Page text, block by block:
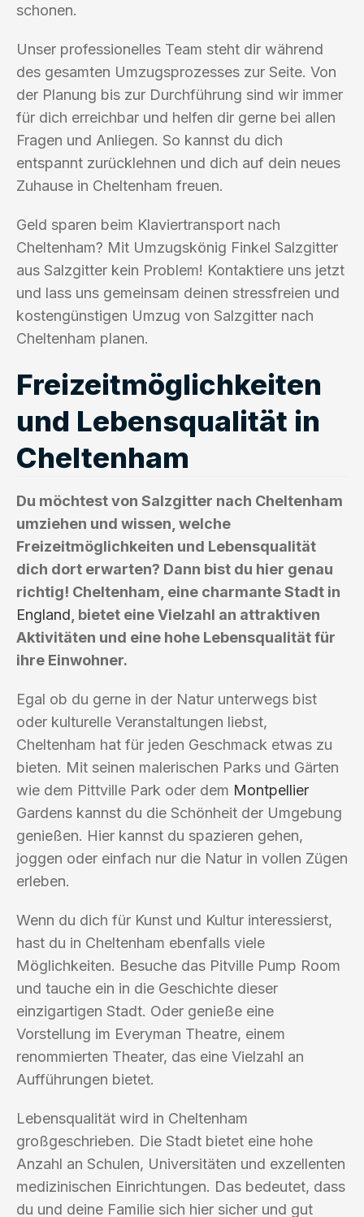
schonen.
Unser professionelles Team steht dir während
des gesamten Umzugsprozesses zur Seite. Von
der Planung bis zur Durchführung sind wir immer
für dich erreichbar und helfen dir gerne bei allen
Fragen und Anliegen. So kannst du dich
entspannt zurücklehnen und dich auf dein neues
Zuhause in Cheltenham freuen.
Geld sparen beim Klaviertransport nach
Cheltenham? Mit Umzugskönig Finkel Salzgitter
aus Salzgitter kein Problem! Kontaktiere uns jetzt
und lass uns gemeinsam deinen stressfreien und
kostengünstigen Umzug von Salzgitter nach
Cheltenham planen.
Freizeitmöglichkeiten
und Lebensqualität in
Cheltenham
Du möchtest von Salzgitter nach Cheltenham
umziehen und wissen, welche
Freizeitmöglichkeiten und Lebensqualität
dich dort erwarten? Dann bist du hier genau
richtig! Cheltenham, eine charmante Stadt in
England , bietet eine Vielzahl an attraktiven
Aktivitäten und eine hohe Lebensqualität für
ihre Einwohner.
Egal ob du gerne in der Natur unterwegs bist
oder kulturelle Veranstaltungen liebst,
Cheltenham hat für jeden Geschmack etwas zu
bieten. Mit seinen malerischen Parks und Gärten
wie dem Pittville Park oder dem Montpellier
Gardens kannst du die Schönheit der Umgebung
genießen. Hier kannst du spazieren gehen,
joggen oder einfach nur die Natur in vollen Zügen
erleben.
Wenn du dich für Kunst und Kultur interessierst,
hast du in Cheltenham ebenfalls viele
Möglichkeiten. Besuche das Pitville Pump Room
und tauche ein in die Geschichte dieser
einzigartigen Stadt. Oder genieße eine
Vorstellung im Everyman Theatre, einem
renommierten Theater, das eine Vielzahl an
Aufführungen bietet.
Lebensqualität wird in Cheltenham
großgeschrieben. Die Stadt bietet eine hohe
Anzahl an Schulen, Universitäten und exzellenten
medizinischen Einrichtungen. Das bedeutet, dass
du und deine Familie sich hier sicher und gut